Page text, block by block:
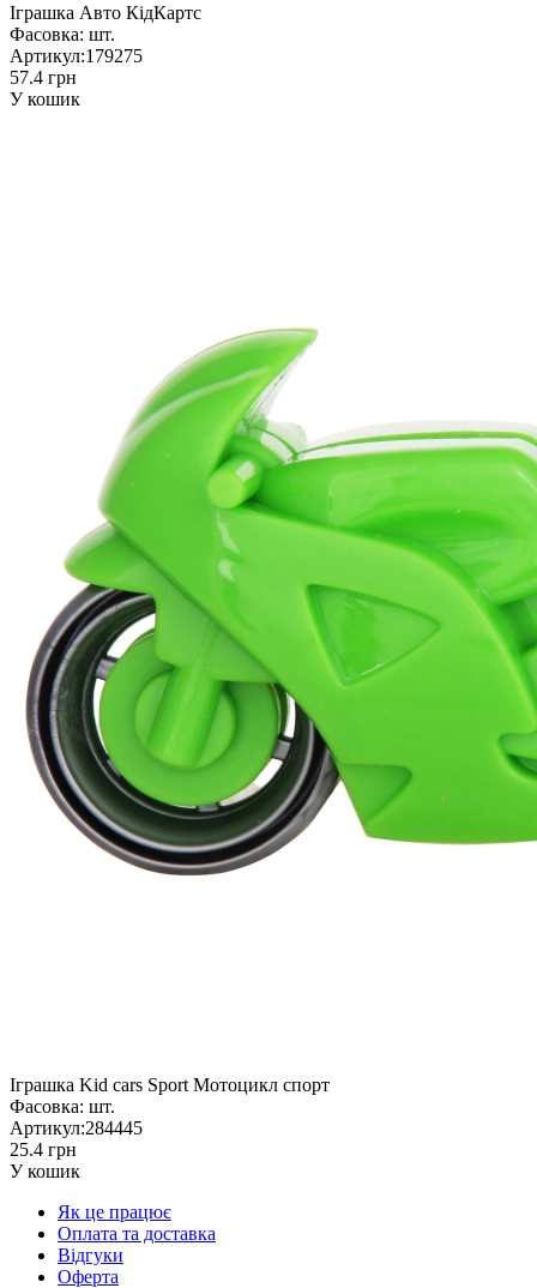
Іграшка Авто КідКартс
Фасовка: шт.
Артикул:179275
57.4 грн
У кошик
Іграшка Kid cars Sport Мотоцикл спорт
Фасовка: шт.
Артикул:284445
25.4 грн
У кошик
Як це працює
Оплата та доставка
Відгуки
Оферта